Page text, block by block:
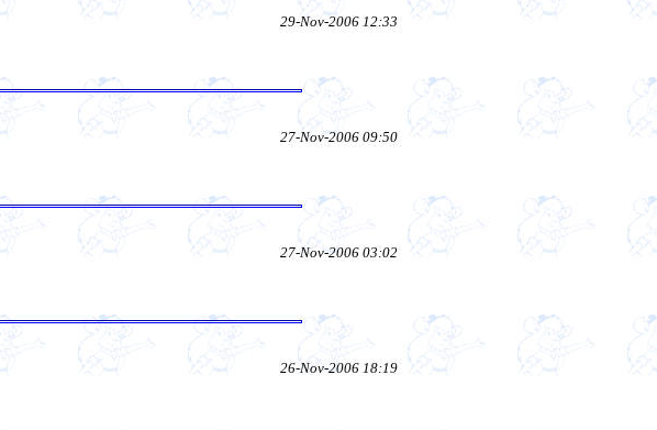
29-Nov-2006 12:33
27-Nov-2006 09:50
27-Nov-2006 03:02
26-Nov-2006 18:19